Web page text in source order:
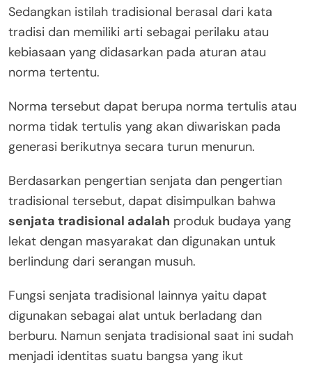
Sedangkan istilah tradisional berasal dari kata
tradisi dan memiliki arti sebagai perilaku atau
kebiasaan yang didasarkan pada aturan atau
norma tertentu.
Norma tersebut dapat berupa norma tertulis atau
norma tidak tertulis yang akan diwariskan pada
generasi berikutnya secara turun menurun.
Berdasarkan pengertian senjata dan pengertian
tradisional tersebut, dapat disimpulkan bahwa
senjata tradisional adalah produk budaya yang
lekat dengan masyarakat dan digunakan untuk
berlindung dari serangan musuh.
Fungsi senjata tradisional lainnya yaitu dapat
digunakan sebagai alat untuk berladang dan
berburu. Namun senjata tradisional saat ini sudah
menjadi identitas suatu bangsa yang ikut